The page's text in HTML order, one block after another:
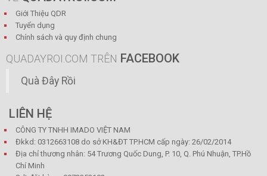
Giới Thiệu QDR
Tuyển dụng
Chính sách và quy định chung
QUADAYROI.COM TRÊN FACEBOOK
Quà Đây Rồi
LIÊN HỆ
CÔNG TY TNHH IMADO VIỆT NAM
Đkkd: 0312663108 do sở KH&ĐT TP.HCM cấp ngày: 26/02/2014
Địa chỉ thương nhân: 54 Trương Quốc Dung, P. 10, Q. Phú Nhuận, TP.Hồ
Chí Minh